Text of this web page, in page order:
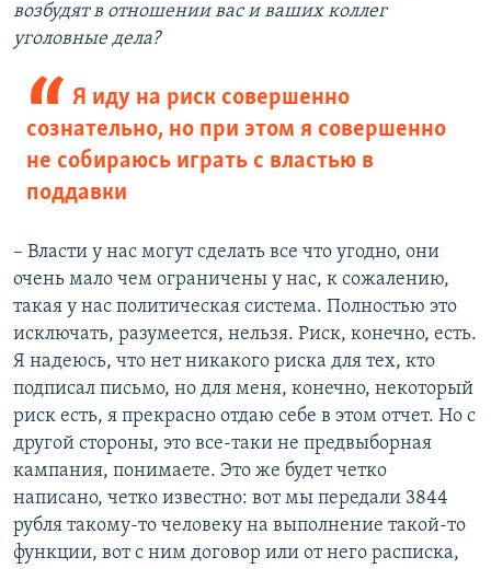
возбудят в отношении вас и ваших коллег
уголовные дела?
Я иду на риск совершенно
сознательно, но при этом я совершенно
не собираюсь играть с властью в
поддавки
– Власти у нас могут сделать все что угодно, они
очень мало чем ограничены у нас, к сожалению,
такая у нас политическая система. Полностью это
исключать, разумеется, нельзя. Риск, конечно, есть.
Я надеюсь, что нет никакого риска для тех, кто
подписал письмо, но для меня, конечно, некоторый
риск есть, я прекрасно отдаю себе в этом отчет. Но с
другой стороны, это все-таки не предвыборная
кампания, понимаете. Это же будет четко
написано, четко известно: вот мы передали 3844
рубля такому-то человеку на выполнение такой-то
функции, вот с ним договор или от него расписка,